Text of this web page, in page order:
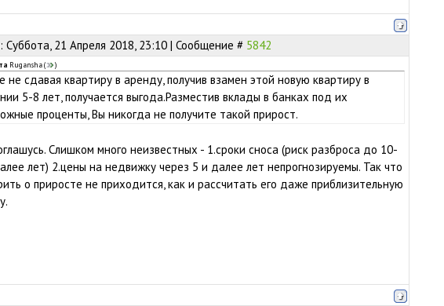
Суббота, 21 Апреля 2018, 23:10 | Сообщение # 5842
Rugansha( )
не сдавая квартиру в аренду, получив взамен этой новую квартиру в
5-8 лет, получается выгода.Разместив вклады в банках под их
проценты, Вы никогда не получите такой прирост.
Слишком много неизвестных - 1.сроки сноса (риск разброса до 10-
лет) 2.цены на недвижку через 5 и далее лет непрогнозируемы. Так что
о приросте не приходится, как и рассчитать его даже приблизительную